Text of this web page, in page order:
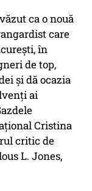
ca o nouă
care
în
de top,
și dă ocazia
ai
Cristina
critic de
L. Jones,